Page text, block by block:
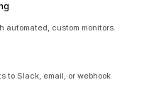
automated, custom monitors.
to Slack, email, or webhook